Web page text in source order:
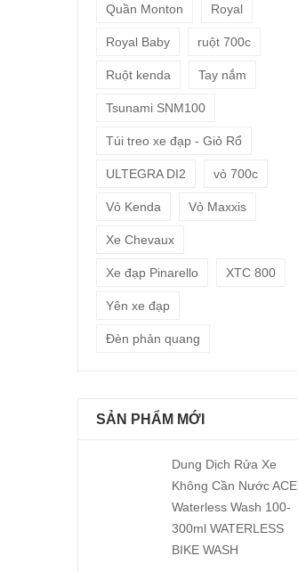
Quần Monton Royal
Royal Baby ruột 700c
Ruột kenda Tay nắm
Tsunami SNM100
Túi treo xe đạp - Giỏ Rổ
ULTEGRA DI2 vỏ 700c
Vỏ Kenda Vỏ Maxxis
Xe Chevaux
Xe đạp Pinarello XTC 800
Yên xe đạp
Đèn phản quang
SẢN PHẨM MỚI
Dung Dịch Rửa Xe
Không Cần Nước ACE
Waterless Wash 100-
300ml WATERLESS
BIKE WASH